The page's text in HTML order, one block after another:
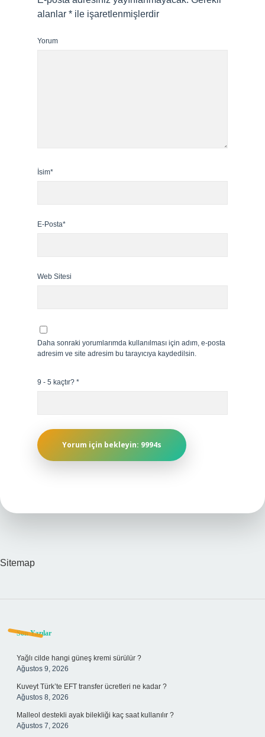
alanlar * ile işaretlenmişlerdir
Yorum
İsim*
E-Posta*
Web Sitesi
Daha sonraki yorumlarımda kullanılması için adım, e-posta
adresim ve site adresim bu tarayıcıya kaydedilsin.
9 - 5 kaçtır? *
Sitemap
Sidebar
Son Yazılar
Yağlı cilde hangi güneş kremi sürülür ?
Ağustos 9, 2026
Kuveyt Türk’te EFT transfer ücretleri ne kadar ?
Ağustos 8, 2026
Malleol destekli ayak bilekliği kaç saat kullanılır ?
Ağustos 7, 2026